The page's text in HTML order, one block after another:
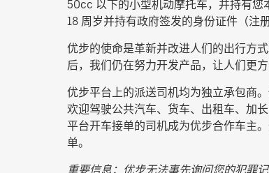
50cc 以下的小型机动摩托车，并持有
18 周岁并持有政府签发的身份证件（注
优步的使命是革新并改进人们的出行方
后，我们仍在努力开发产品，让人们更
优步平台上的派送司机均为独立承包商
欢迎驾驶公共汽车、货车、出租车、加
平台开车接单的司机成为优步合作车主
单。
重要信息：优步无法事先询问您的犯罪